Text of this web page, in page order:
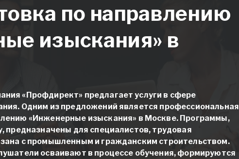
по направлению
изыскания» в
«Профдирект» предлагает услуги в сфере
Одним из предложений является профессиональная
«Инженерные изыскания» в Москве. Программы,
предназначены для специалистов, трудовая
с промышленным и гражданским строительством.
осваивают в процессе обучения, формируются